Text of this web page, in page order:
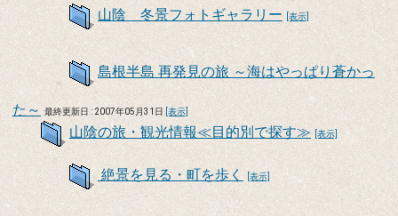
山陰 冬景フォトギャラリー [表示]
島根半島 再発見の旅 ～海はやっぱり蒼かっ
た～ 最終更新日 : 2007年05月31日 [表示]
山陰の旅・観光情報≪目的別で探す≫ [表示]
絶景を見る・町を歩く [表示]